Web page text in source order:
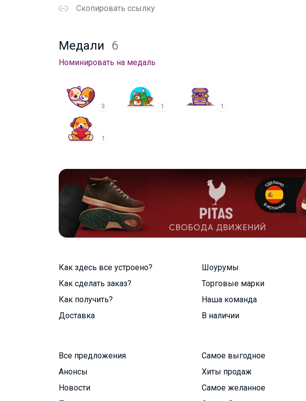
Скопировать ссылку
Медали 6
Номинировать на медаль
3 1 1
1
Как здесь все устроено?
Как сделать заказ?
Как получить?
Доставка
Шоурумы
Торговые марки
Наша команда
В наличии
Все предложения
Анонсы
Новости
Самое выгодное
Хиты продаж
Самое желанное